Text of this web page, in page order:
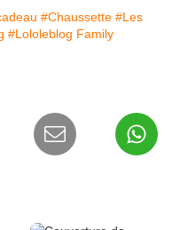
#Chaussette #Les
#Lololeblog Family